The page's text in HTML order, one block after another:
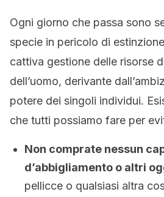
Ogni giorno che passa sono
specie in pericolo di
cattiva gestione delle risorse
dell’uomo, derivante
potere dei singoli individui.
che tutti possiamo fare per
Non comprate nessun
d’abbigliamento o altri
pellicce o qualsiasi altra